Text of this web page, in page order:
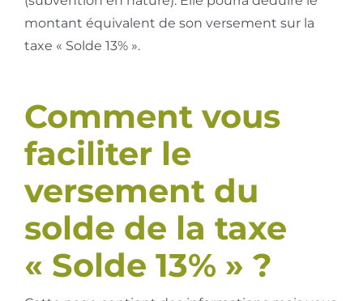
montant équivalent de son versement sur la
taxe « Solde 13% ».
Comment vous
faciliter le
versement du
solde de la taxe
« Solde 13% » ?